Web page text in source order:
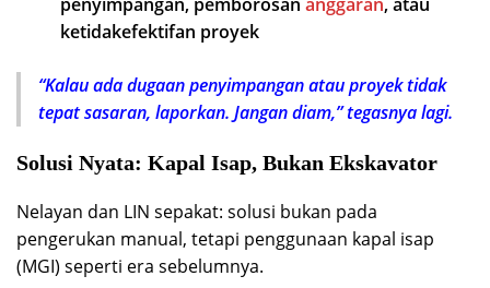
ketidakefektifan proyek
“Kalau ada dugaan penyimpangan atau proyek tidak
tepat sasaran, laporkan. Jangan diam,” tegasnya lagi.
Solusi Nyata: Kapal Isap, Bukan Ekskavator
Nelayan dan LIN sepakat: solusi bukan pada
pengerukan manual, tetapi penggunaan kapal isap
(MGI) seperti era sebelumnya.